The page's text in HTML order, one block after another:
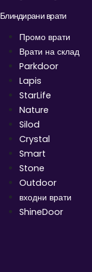
Блиндирани врати
Промо врати
Врати на склад
Parkdoor
Lapis
StarLife
Nature
Silod
Crystal
Smart
Stone
Outdoor
входни врати
ShineDoor